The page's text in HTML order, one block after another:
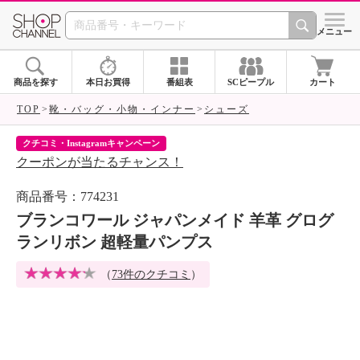
SHOP CHANNEL シメニュー
商品を探す 本日お買得 番組表 SCピープル カート
TOP 靴・バッグ・小物・インナー シューズ
クチコミ・Instagramキャンペーン
クーポンが当たるチャンス！
商品番号：774231
ブランコワール ジャパンメイド 羊革 グログ
ランリボン 超軽量パンプス
（ 73件のクチコミ ）